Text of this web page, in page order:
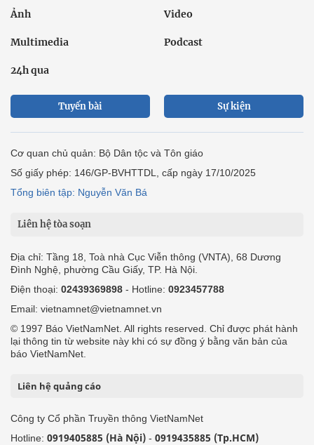
Ảnh Video
Multimedia Podcast
24h qua
Tuyến bài Sự kiện
Cơ quan chủ quản: Bộ Dân tộc và Tôn giáo
Số giấy phép: 146/GP-BVHTTDL, cấp ngày 17/10/2025
Tổng biên tập: Nguyễn Văn Bá
Liên hệ tòa soạn
Địa chỉ: Tầng 18, Toà nhà Cục Viễn thông (VNTA), 68 Dương
Đình Nghệ, phường Cầu Giấy, TP. Hà Nội.
Điện thoại: 02439369898 - Hotline: 0923457788
Email: vietnamnet@vietnamnet.vn
© 1997 Báo VietNamNet. All rights reserved. Chỉ được phát hành
lại thông tin từ website này khi có sự đồng ý bằng văn bản của
báo VietNamNet.
Liên hệ quảng cáo
Công ty Cổ phần Truyền thông VietNamNet
Hotline: 0919405885 (Hà Nội) - 0919435885 (Tp.HCM)